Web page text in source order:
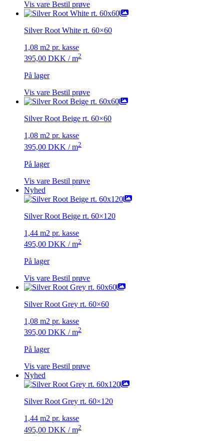
Vis vare Bestil prøve
Silver Root White rt. 60×60
1,08 m2 pr. kasse
395,00 DKK / m2
På lager
Vis vare Bestil prøve
Silver Root Beige rt. 60×60
1,08 m2 pr. kasse
395,00 DKK / m2
På lager
Vis vare Bestil prøve
Nyhed
Silver Root Beige rt. 60×120
1,44 m2 pr. kasse
495,00 DKK / m2
På lager
Vis vare Bestil prøve
Silver Root Grey rt. 60×60
1,08 m2 pr. kasse
395,00 DKK / m2
På lager
Vis vare Bestil prøve
Nyhed
Silver Root Grey rt. 60×120
1,44 m2 pr. kasse
495,00 DKK / m2